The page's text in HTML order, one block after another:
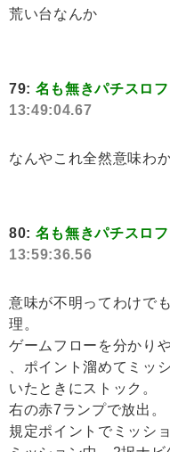
荒い台なんか
79: 名も無きパチスロ
13:49:04.67
なんやこれ全然意味わ
80: 名も無きパチスロ
13:59:36.56
意味が不明ってわけで
理。
ゲームフローを分かり
、ポイント溜めてミッ
いたときにストック。
右の赤7ランプで放出。
規定ポイントでミッショ